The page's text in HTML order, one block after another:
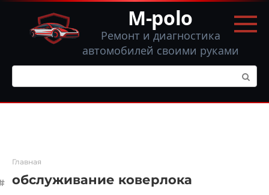
Перейти
контенту
M-polo
Ремонт и диагностика
автомобилей своими руками
Поиск:
Главная
обслуживание коверлока